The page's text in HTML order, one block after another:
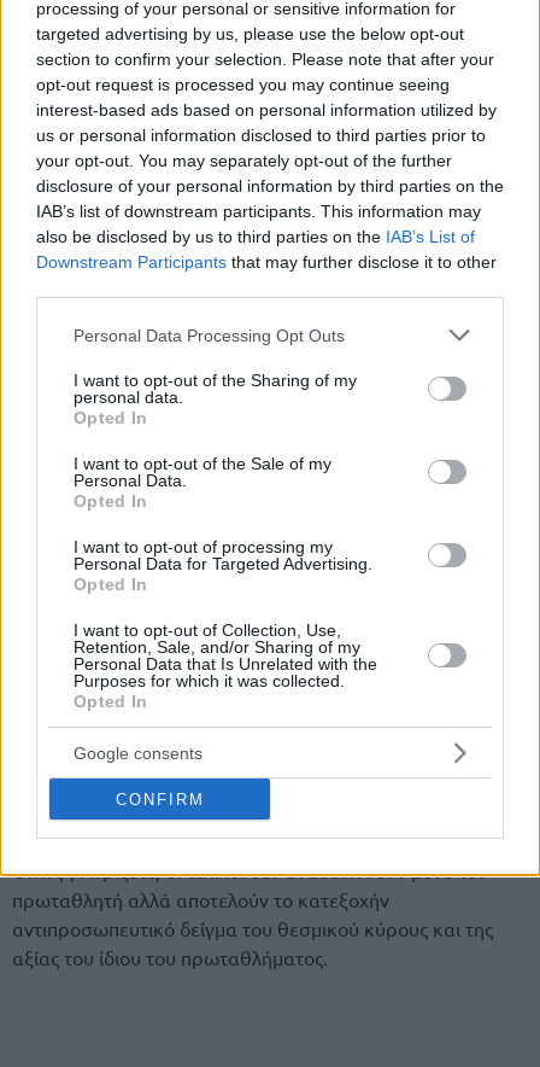
processing of your personal or sensitive information for
targeted advertising by us, please use the below opt-out
section to confirm your selection. Please note that after your
opt-out request is processed you may continue seeing
interest-based ads based on personal information utilized by
us or personal information disclosed to third parties prior to
your opt-out. You may separately opt-out of the further
disclosure of your personal information by third parties on the
IAB’s list of downstream participants. This information may
also be disclosed by us to third parties on the IAB’s List of
Downstream Participants that may further disclose it to other
Please note that this website/app uses one or more Google
not limited to your visit or usage behaviour. You may click to
grant or deny consent to Google and its third-party tags to
use your data for below specified purposes in below Google
consent section.
Personal Data Processing Opt Outs
I want to opt-out of the Sharing of my
personal data.
Opted In
I want to opt-out of the Sale of my
Personal Data.
Opted In
I want to opt-out of processing my
Personal Data for Targeted Advertising.
Opted In
I want to opt-out of Collection, Use,
Retention, Sale, and/or Sharing of my
Personal Data that Is Unrelated with the
Purposes for which it was collected.
Opted In
Google consents
CONFIRM
εκφράζει τις θέσεις, τις απόψεις της και τις τυχόν ενστάσεις
Προτεραιότητα του Συνδέσμου μας είναι η προστασία του
κύρους του πρωταθλήματος, η ασφαλής διεξαγωγή των
αγώνων και η διασφάλιση ότι όλοι οι συμμετέχοντες
αντιμετωπίζονται με ισονομία και σεβασμό.
Όπως γνωρίζετε, οι τελικοί δεν αναδεικνύουν μόνο τον
πρωταθλητή αλλά αποτελούν το κατεξοχήν
αντιπροσωπευτικό δείγμα του θεσμικού κύρους και της
αξίας του ίδιου του πρωταθλήματος.